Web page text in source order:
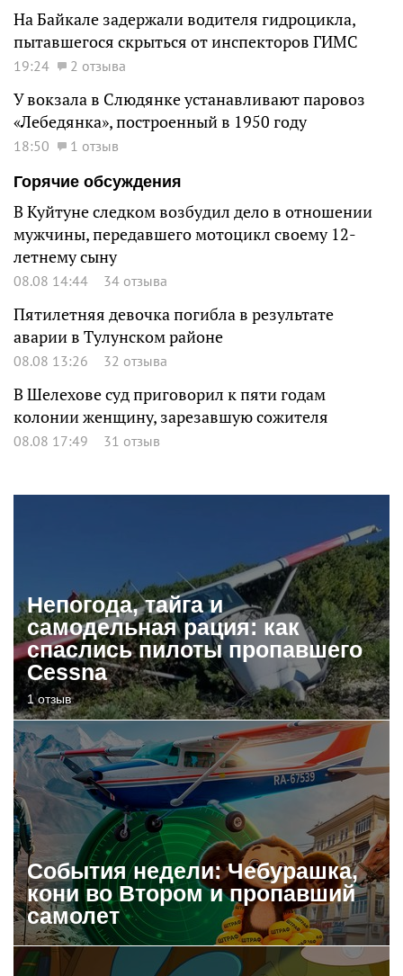
На Байкале задержали водителя гидроцикла,
пытавшегося скрыться от инспекторов ГИМС
19:24 2 отзыва
У вокзала в Слюдянке устанавливают паровоз
«Лебедянка», построенный в 1950 году
18:50
1 отзыв
Горячие обсуждения
В Куйтуне следком возбудил дело в отношении
мужчины, передавшего мотоцикл своему 12-
летнему сыну
08.08 14:44 34 отзыва
Пятилетняя девочка погибла в результате
аварии в Тулунском районе
08.08 13:26 32 отзыва
В Шелехове суд приговорил к пяти годам
колонии женщину, зарезавшую сожителя
08.08 17:49 31 отзыв
Непогода, тайга и
самодельная рация: как
спаслись пилоты пропавшего
Cessna
1 отзыв
События недели: Чебурашка,
кони во Втором и пропавший
самолет